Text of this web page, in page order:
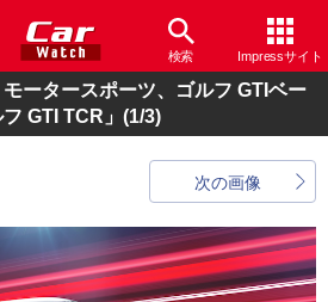
検索 Impressサイト
ータースポーツ、ゴルフ GTIベー
GTI TCR」 (1/3)
次の画像